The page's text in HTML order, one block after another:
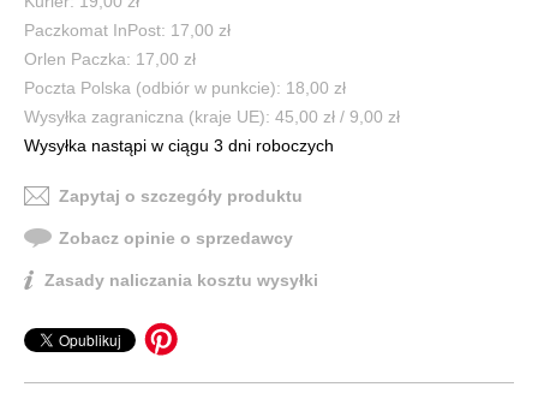
Paczkomat InPost: 17,00 zł
Orlen Paczka: 17,00 zł
Poczta Polska (odbiór w punkcie): 18,00 zł
Wysyłka zagraniczna (kraje UE): 45,00 zł / 9,00 zł
Wysyłka nastąpi w ciągu 3 dni roboczych
Zapytaj o szczegóły produktu
Zobacz opinie o sprzedawcy
Zasady naliczania kosztu wysyłki